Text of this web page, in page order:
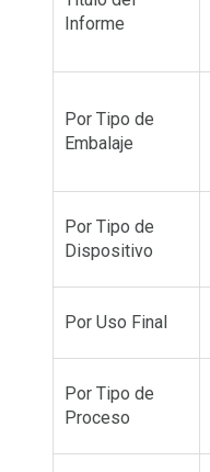
Informe
Por Tipo de
Embalaje
Por Tipo de
Dispositivo
Por Uso Final
Por Tipo de
Proceso